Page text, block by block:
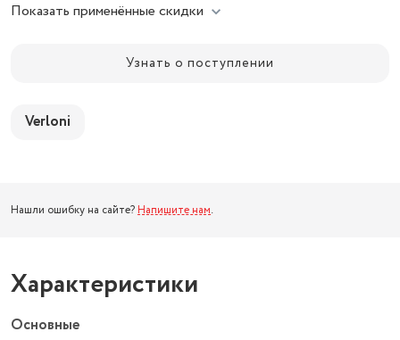
Показать применённые скидки
Узнать о поступлении
Verloni
Нашли ошибку на сайте? Напишите нам.
Характеристики
Основные